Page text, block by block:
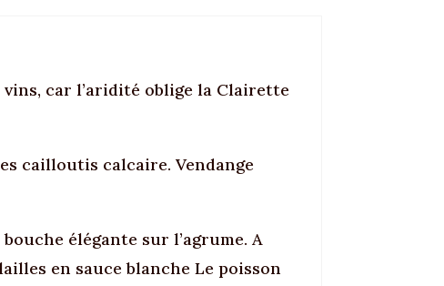
car l’aridité oblige la Clairette
cailloutis calcaire. Vendange
élégante sur l’agrume. A
en sauce blanche Le poisson